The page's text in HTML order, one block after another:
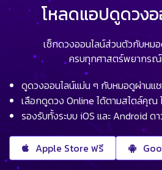
โหลดแอปดูดวง
เช็กดวงออนไลน์ส่วนตัวกับหม
ครบทุกศาสตร์พยากรณ์
ดูดวงออนไลน์แม่น ๆ กับหมอดูผ่านแ
เลือกดูดวง Online ได้ตามสไตล์คุณ
รองรับทั้งระบบ iOS และ Android ด
Apple Store ฟรี